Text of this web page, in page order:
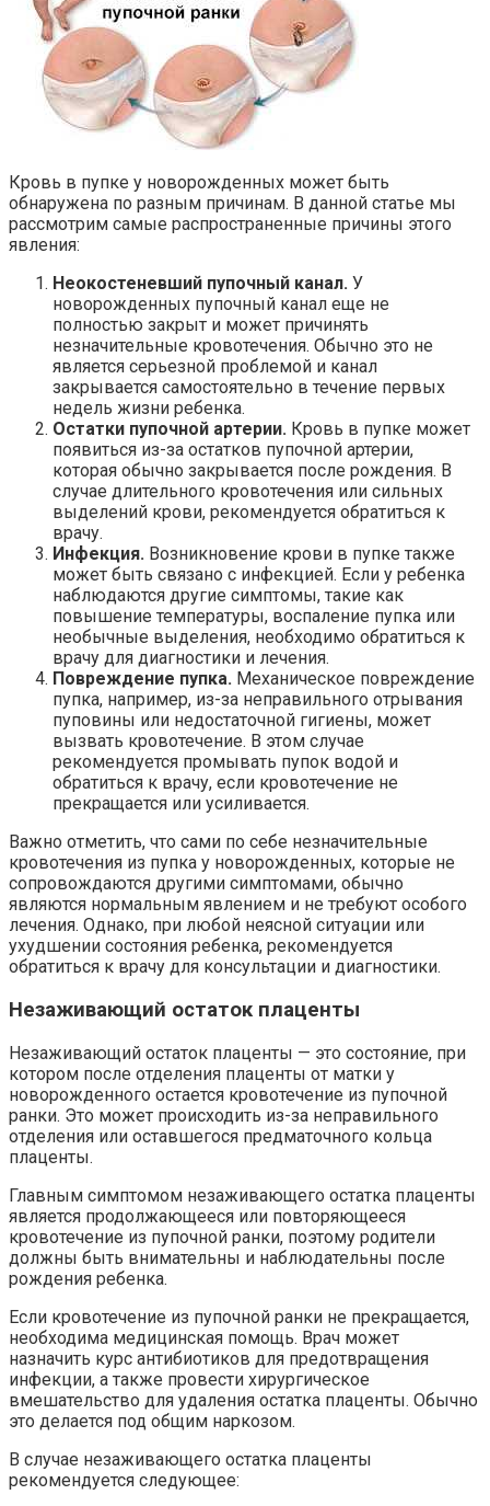
Кровь в пупке у новорожденных может быть
обнаружена по разным причинам. В данной статье мы
рассмотрим самые распространенные причины этого
явления:
Неокостеневший пупочный канал. У
новорожденных пупочный канал еще не
полностью закрыт и может причинять
незначительные кровотечения. Обычно это не
является серьезной проблемой и канал
закрывается самостоятельно в течение первых
недель жизни ребенка.
Остатки пупочной артерии. Кровь в пупке может
появиться из-за остатков пупочной артерии,
которая обычно закрывается после рождения. В
случае длительного кровотечения или сильных
выделений крови, рекомендуется обратиться к
врачу.
Инфекция. Возникновение крови в пупке также
может быть связано с инфекцией. Если у ребенка
наблюдаются другие симптомы, такие как
повышение температуры, воспаление пупка или
необычные выделения, необходимо обратиться к
врачу для диагностики и лечения.
Повреждение пупка. Механическое повреждение
пупка, например, из-за неправильного отрывания
пуповины или недостаточной гигиены, может
вызвать кровотечение. В этом случае
рекомендуется промывать пупок водой и
обратиться к врачу, если кровотечение не
прекращается или усиливается.
Важно отметить, что сами по себе незначительные
кровотечения из пупка у новорожденных, которые не
сопровождаются другими симптомами, обычно
являются нормальным явлением и не требуют особого
лечения. Однако, при любой неясной ситуации или
ухудшении состояния ребенка, рекомендуется
обратиться к врачу для консультации и диагностики.
Незаживающий остаток плаценты
Незаживающий остаток плаценты — это состояние, при
котором после отделения плаценты от матки у
новорожденного остается кровотечение из пупочной
ранки. Это может происходить из-за неправильного
отделения или оставшегося предматочного кольца
плаценты.
Главным симптомом незаживающего остатка плаценты
является продолжающееся или повторяющееся
кровотечение из пупочной ранки, поэтому родители
должны быть внимательны и наблюдательны после
рождения ребенка.
Если кровотечение из пупочной ранки не прекращается,
необходима медицинская помощь. Врач может
назначить курс антибиотиков для предотвращения
инфекции, а также провести хирургическое
вмешательство для удаления остатка плаценты. Обычно
это делается под общим наркозом.
В случае незаживающего остатка плаценты
рекомендуется следующее: